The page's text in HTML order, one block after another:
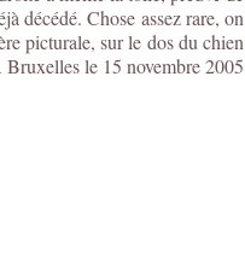
décédé. Chose assez rare, on
picturale, sur le dos du chien
Bruxelles le 15 novembre 2005